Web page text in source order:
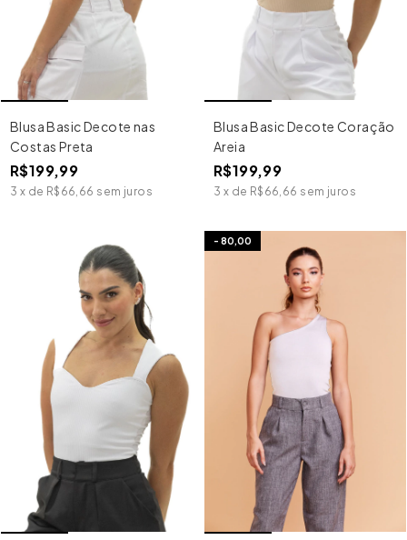
Blusa Basic Decote nas
Costas Preta
R$199,99
3 x de R$66,66 sem juros
Blusa Basic Decote Coração
Areia
R$199,99
3 x de R$66,66 sem juros
- 80,00